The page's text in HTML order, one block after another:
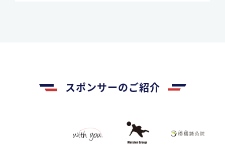
スポンサーのご紹介